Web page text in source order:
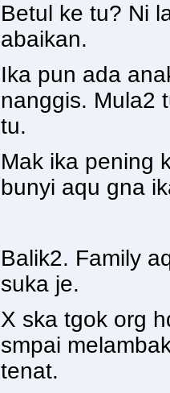
Betul ke tu? Ni
abaikan.
Ika pun ada
nanggis. Mula2
tu.
Mak ika pening
bunyi aqu gna
Balik2. Family
suka je.
X ska tgok org
smpai
tenat.